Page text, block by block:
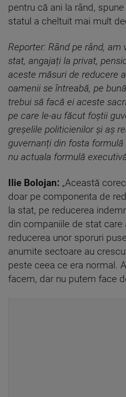
pentru că ani la rând,
statul a cheltuit mai mult
Reporter: Rând pe rând, am
stat, angajați la privat,
aceste măsuri de reducere
oamenii se întreabă, pe
trebui să facă ei aceste
pe care le-au făcut foștii
greșelile politicienilor și aș
guvernanți din fosta
nu actuala formulă
Ilie Bolojan: „Această
doar pe componenta de
la stat, pe reducerea
din companiile de stat care
reducerea unor sporuri
anumite sectoare au
peste ceea ce era normal.
facem, dar nu putem face